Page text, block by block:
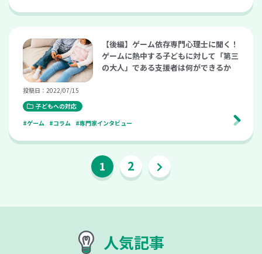
【後編】ゲーム依存専門心理士に聞く！
ゲームに熱中する子どもに対して「第三
の大人」である支援者は何ができるか
投稿日：2022/07/15
子どもへの対応
#ゲーム
#コラム #専門家インタビュー
1 2
人気記事